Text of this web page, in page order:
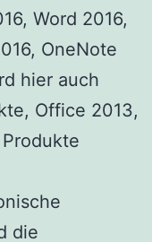
Word 2016,
OneNote
hier auch
Office 2013,
die